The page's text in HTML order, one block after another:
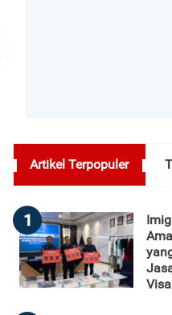
Artikel Terpopuler
1